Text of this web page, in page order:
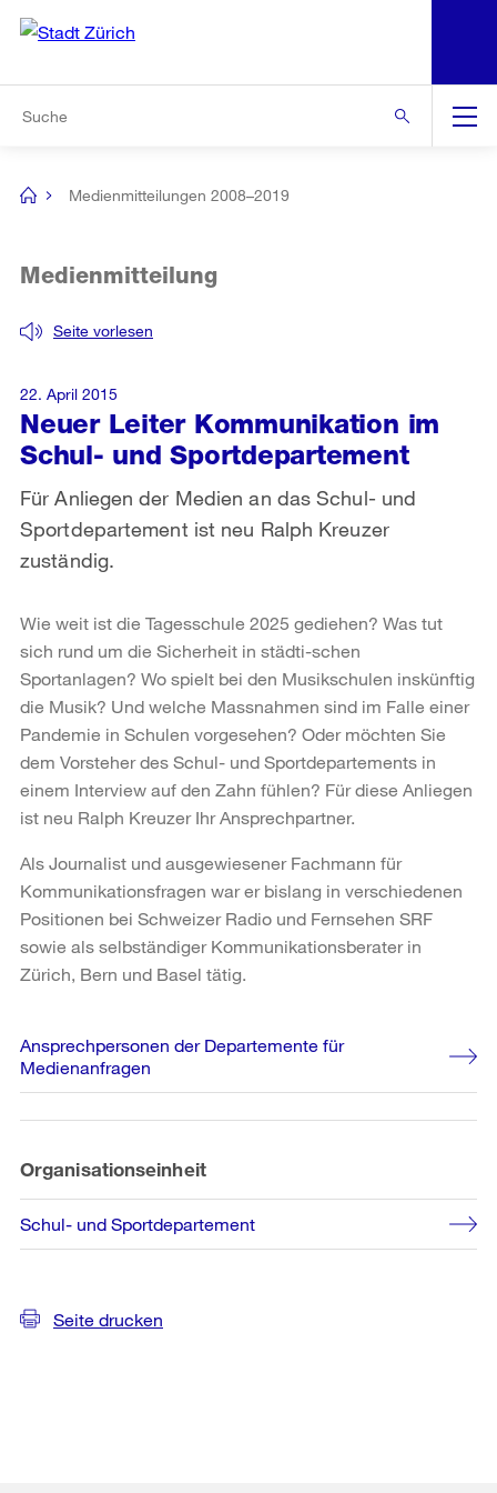
Navigation
[no
Medienmitteilungen 2008–2019
Neuer Leiter Kommunikation im
Schul- und Sportdepartement
Seite vorlesen
Medienmitteilung
Für Anliegen der Medien an das Schul- und
Sportdepartement ist neu Ralph Kreuzer
zuständig.
22. April 2015
Wie weit ist die Tagesschule 2025 gediehen? Was tut
sich rund um die Sicherheit in städti-schen
Sportanlagen? Wo spielt bei den Musikschulen inskünftig
die Musik? Und welche Massnahmen sind im Falle einer
Pandemie in Schulen vorgesehen? Oder möchten Sie
dem Vorsteher des Schul- und Sportdepartements in
einem Interview auf den Zahn fühlen? Für diese Anliegen
ist neu Ralph Kreuzer Ihr Ansprechpartner.
Als Journalist und ausgewiesener Fachmann für
Kommunikationsfragen war er bislang in verschiedenen
Positionen bei Schweizer Radio und Fernsehen SRF
sowie als selbständiger Kommunikationsberater in
Zürich, Bern und Basel tätig.
Weitere
Informationen
Ansprechpersonen der Departemente für
Medienanfragen
Organisationseinheit
Schul- und Sportdepartement
Seite drucken